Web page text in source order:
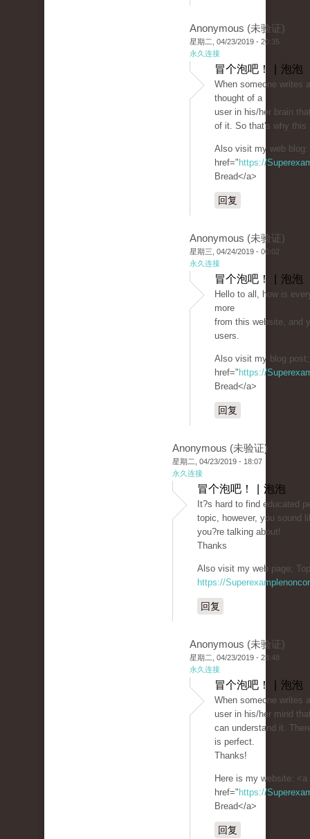
Anonymous (未验证)
星期二, 04/23/2019 - 20:35
永久连接
冒个泡吧！ | 泡泡
When someone writes
thought of a
user in his/her brain
of it. So that's why this
Also visit my web blog:
href=" https://
Bread</a>
回复
Anonymous (未验证)
星期三, 04/24/2019 - 00:02
永久连接
冒个泡吧！ | 泡泡
Hello to all, how is
more
from this website, and
users.
Also visit my blog
href=" https://
Bread</a>
回复
Anonymous (未验证)
星期二, 04/23/2019 - 18:07
永久连接
冒个泡吧！ | 泡泡
It?s hard to find educated
topic, however, you sound
you?re talking about!
Thanks
Also visit my web page;
https://
回复
Anonymous (未验证)
星期二, 04/23/2019 - 23:48
永久连接
冒个泡吧！ | 泡泡
When someone writes
user in his/her mind
can understand it.
is perfect.
Thanks!
Here is my website: <a
href=" https://
Bread</a>
回复